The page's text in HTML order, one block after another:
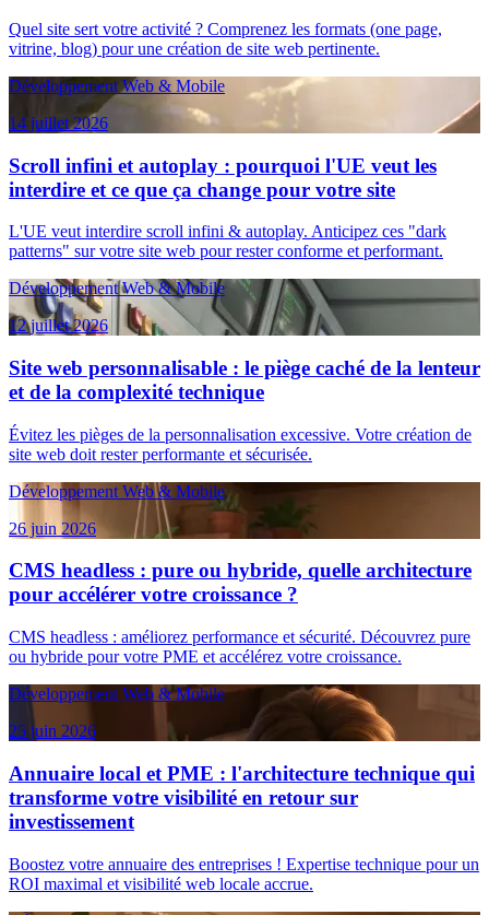
Quel site sert votre activité ? Comprenez les formats (one page,
vitrine, blog) pour une création de site web pertinente.
Développement Web & Mobile
14 juillet 2026
Scroll infini et autoplay : pourquoi l'UE veut les
interdire et ce que ça change pour votre site
L'UE veut interdire scroll infini & autoplay. Anticipez ces "dark
patterns" sur votre site web pour rester conforme et performant.
Développement Web & Mobile
12 juillet 2026
Site web personnalisable : le piège caché de la lenteur
et de la complexité technique
Évitez les pièges de la personnalisation excessive. Votre création de
site web doit rester performante et sécurisée.
Développement Web & Mobile
26 juin 2026
CMS headless : pure ou hybride, quelle architecture
pour accélérer votre croissance ?
CMS headless : améliorez performance et sécurité. Découvrez pure
ou hybride pour votre PME et accélérez votre croissance.
Développement Web & Mobile
25 juin 2026
Annuaire local et PME : l'architecture technique qui
transforme votre visibilité en retour sur
investissement
Boostez votre annuaire des entreprises ! Expertise technique pour un
ROI maximal et visibilité web locale accrue.